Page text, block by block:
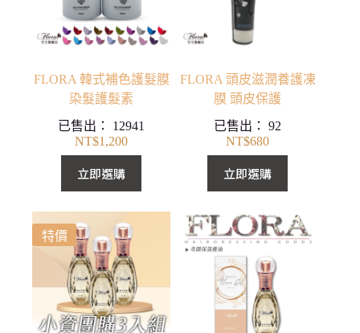
FLORA 韓式補色護髮膜
染髮護髮素
已售出： 12941
NT$1,200
立即選購
FLORA 頭皮滋潤養護凍
膜 頭皮保護
已售出：92
NT$680
立即選購
特價